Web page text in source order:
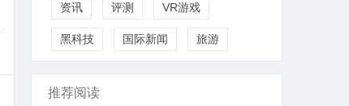
资讯 评测 VR游戏
黑科技 国际新闻 旅游
推荐阅读